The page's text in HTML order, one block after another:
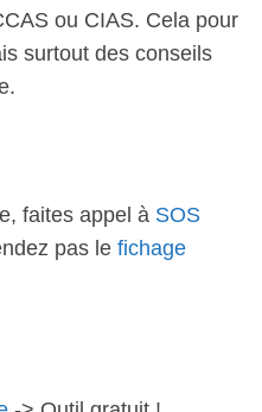
ou CIAS. Cela pour
surtout des conseils
faites appel à SOS
pas le fichage